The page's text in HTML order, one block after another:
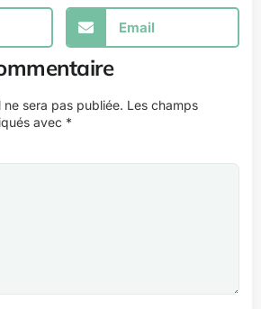
Email
sera pas publiée. Les champs
avec *